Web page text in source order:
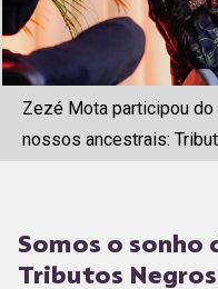
Zezé Mota participou
nossos ancestrais:
Somos o sonho
Tributos Negros